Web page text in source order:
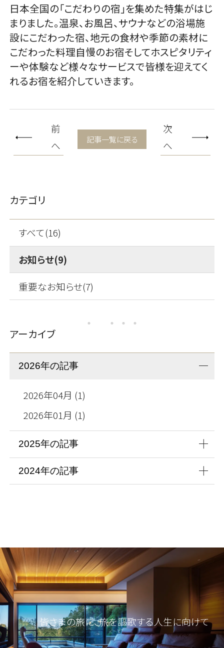
chevron_left chevron_right
日本全国の「こだわりの宿」を集めた特集がはじ
まりました。温泉、お風呂、サウナなどの浴場施
設にこだわった宿、地元の食材や季節の素材に
こだわった料理自慢のお宿そしてホスピタリティ
ーや体験など様々なサービスで皆様を迎えてく
れるお宿を紹介していきます。
前
へ
記事一覧に戻る
次
へ
カテゴリ
すべて(16)
お知らせ(9)
重要なお知らせ(7)
アーカイブ
2026年の記事
2026年04月 (1)
2026年01月 (1)
2025年の記事
2024年の記事
皆さまの旅に、旅を謳歌する人生に向けて